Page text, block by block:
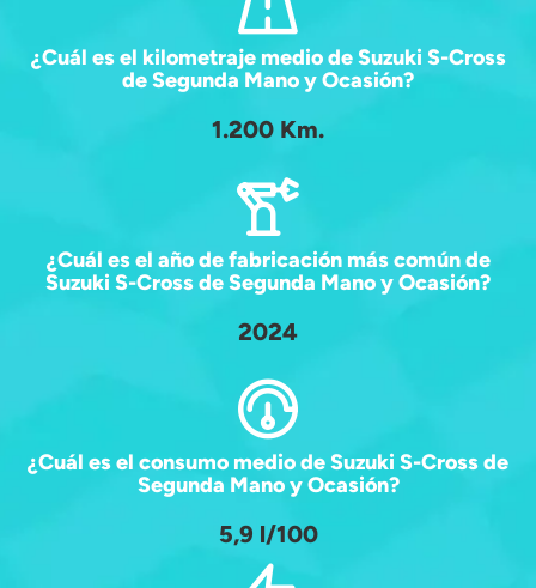
¿Cuál es el kilometraje medio de Suzuki S-Cross
de Segunda Mano y Ocasión?
1.200 Km.
¿Cuál es el año de fabricación más común de
Suzuki S-Cross de Segunda Mano y Ocasión?
2024
¿Cuál es el consumo medio de Suzuki S-Cross de
Segunda Mano y Ocasión?
5,9 l/100